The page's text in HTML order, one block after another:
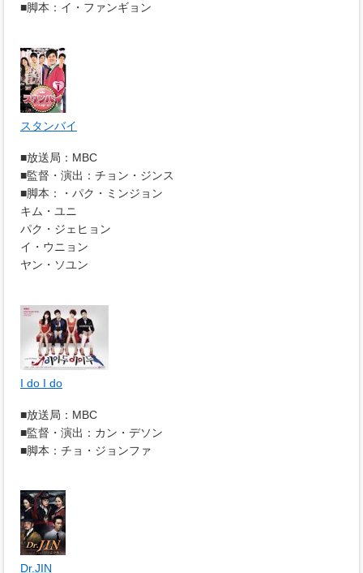
■脚本：イ・ファンギョン
スタンバイ
■放送局：MBC
■監督・演出：チョン・ジンス
■脚本：・パク・ミンジョン
キム・ユニ
パク・ジェヒョン
イ・ウニョン
ヤン・ソユン
I do I do
■放送局：MBC
■監督・演出：カン・デソン
■脚本：チョ・ジョンファ
Dr.JIN